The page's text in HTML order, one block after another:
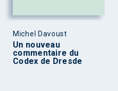
Michel Davoust
Un nouveau
commentaire du
Codex de Dresde